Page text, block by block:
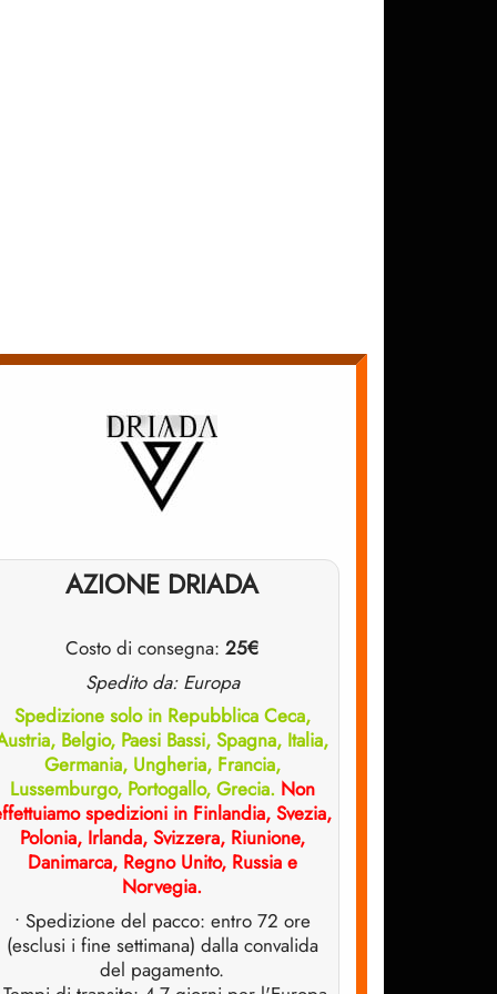
AZIONE DRIADA
Costo di consegna: 25€
Spedito da: Europa
Spedizione solo in Repubblica Ceca,
Belgio, Paesi Bassi, Spagna, Italia,
Germania, Ungheria, Francia,
Lussemburgo, Portogallo, Grecia. Non
spedizioni in Finlandia, Svezia,
Polonia, Irlanda, Svizzera, Riunione,
Danimarca, Regno Unito, Russia e
Norvegia.
• Spedizione del pacco: entro 72 ore
(esclusi i fine settimana) dalla convalida
del pagamento.